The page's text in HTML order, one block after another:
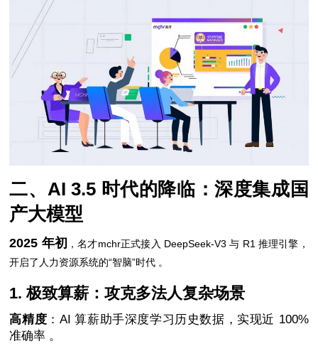
二、AI 3.5 时代的降临：深度集成国
产大模型
2025 年初 ，名才mchr正式接入 DeepSeek-V3 与 R1 推理引擎，
开启了人力资源系统的“智脑”时代 。
1. 极致算薪：攻克多法人复杂场景
高精度 ：AI 算薪助手深度学习历史数据，实现近 100%
准确率 。